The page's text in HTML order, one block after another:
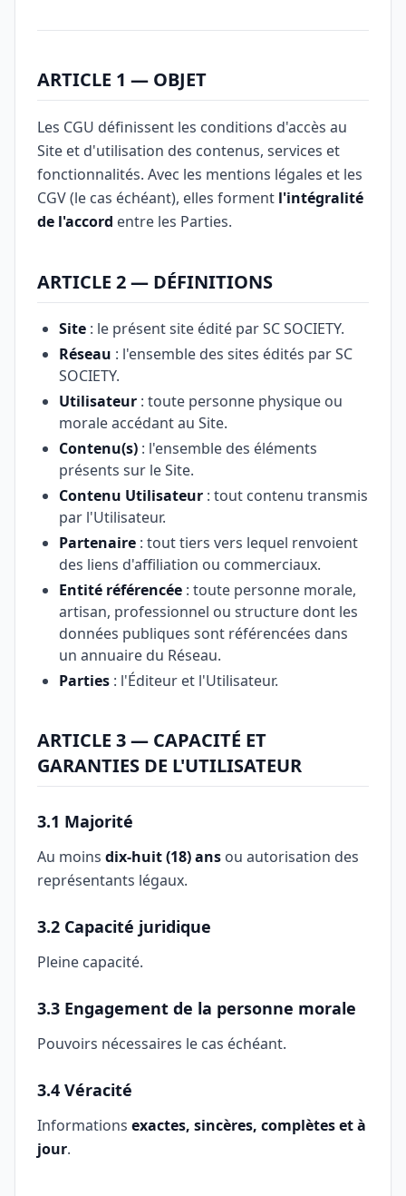
ARTICLE 1 — OBJET
Les CGU définissent les conditions d'accès au
Site et d'utilisation des contenus, services et
fonctionnalités. Avec les mentions légales et les
CGV (le cas échéant), elles forment l'intégralité
de l'accord entre les Parties.
ARTICLE 2 — DÉFINITIONS
Site : le présent site édité par SC SOCIETY.
Réseau : l'ensemble des sites édités par SC
SOCIETY.
Utilisateur : toute personne physique ou
morale accédant au Site.
Contenu(s) : l'ensemble des éléments
présents sur le Site.
Contenu Utilisateur : tout contenu transmis
par l'Utilisateur.
Partenaire : tout tiers vers lequel renvoient
des liens d'affiliation ou commerciaux.
Entité référencée : toute personne morale,
artisan, professionnel ou structure dont les
données publiques sont référencées dans
un annuaire du Réseau.
Parties : l'Éditeur et l'Utilisateur.
ARTICLE 3 — CAPACITÉ ET
GARANTIES DE L'UTILISATEUR
3.1 Majorité
Au moins dix-huit (18) ans ou autorisation des
représentants légaux.
3.2 Capacité juridique
Pleine capacité.
3.3 Engagement de la personne morale
Pouvoirs nécessaires le cas échéant.
3.4 Véracité
Informations exactes, sincères, complètes et à
jour.